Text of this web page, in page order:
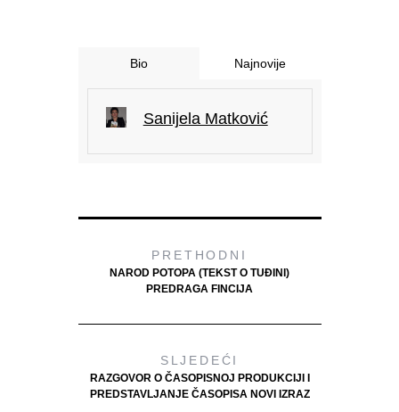
Bio Najnovije
Sanijela Matković
PRETHODNI
NAROD POTOPA (TEKST O TUĐINI)
PREDRAGA FINCIJA
SLJEDEĆI
RAZGOVOR O ČASOPISNOJ PRODUKCIJI I
PREDSTAVLJANJE ČASOPISA NOVI IZRAZ